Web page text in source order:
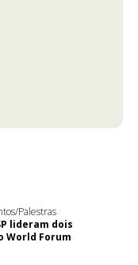
Palestras
lideram dois
World Forum